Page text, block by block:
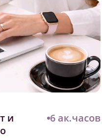
и
6 ак.часов